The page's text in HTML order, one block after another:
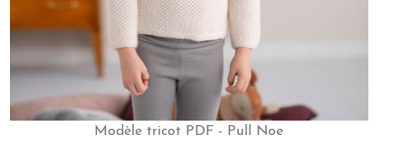
Modèle tricot PDF - Pull Noe